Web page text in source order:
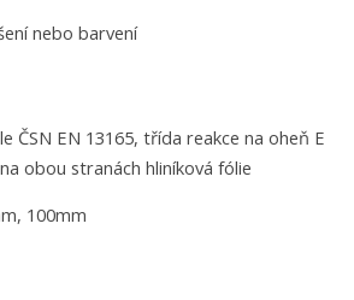
nebo barvení
ČSN EN 13165, třída reakce na oheň E
obou stranách hliníková fólie
100mm